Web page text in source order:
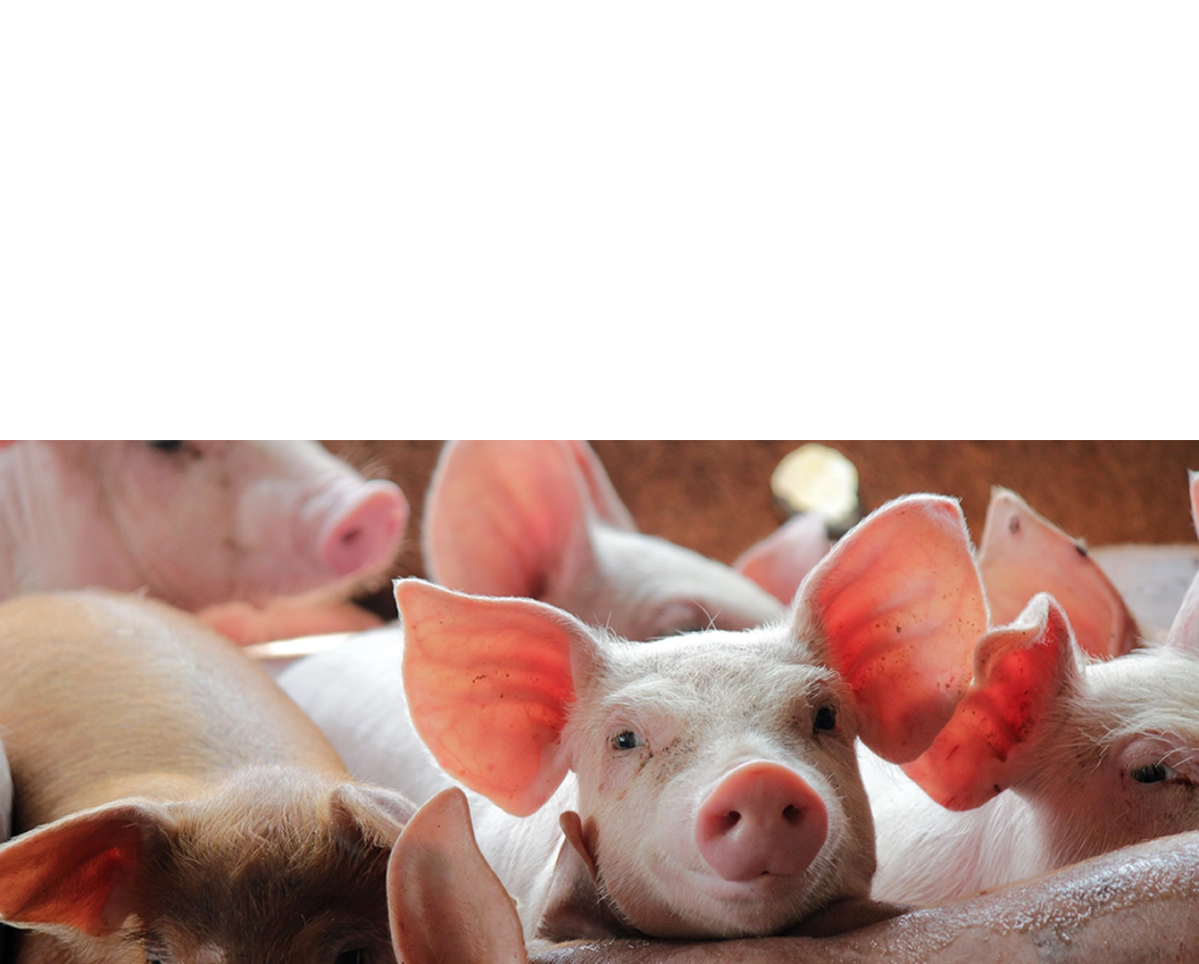
La transformación global de la
producción porcina